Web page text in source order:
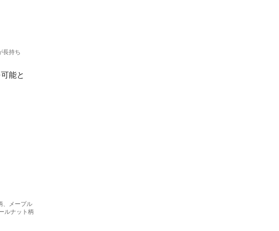
長持ち
能と
メープル
ルナット柄